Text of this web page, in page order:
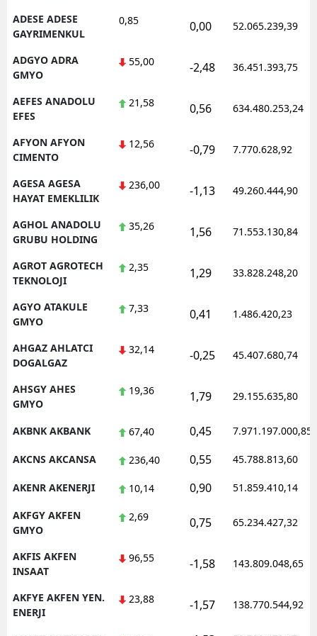
Gümüşhane
Hakkari
Mersin
Kırşehir
Kütahya
Kahramanmaraş
ADESE ADESE
GAYRIMENKUL
0,85 0,00 52.065.239,39
ADGYO ADRA
GMYO
55,00 -2,48 36.451.393,75
AEFES ANADOLU
EFES
21,58 0,56 634.480.253,24
AFYON AFYON
CIMENTO
12,56 -0,79 7.770.628,92
AGESA AGESA
HAYAT EMEKLILIK
236,00 -1,13 49.260.444,90
AGHOL ANADOLU
GRUBU HOLDING
35,26 1,56 71.553.130,84
AGROT AGROTECH
TEKNOLOJI
2,35 1,29 33.828.248,20
AGYO ATAKULE
GMYO
7,33 0,41 1.486.420,23
AHGAZ AHLATCI
DOGALGAZ
32,14 -0,25 45.407.680,74
AHSGY AHES
GMYO
19,36 1,79 29.155.635,80
AKBNK AKBANK 67,40 0,45 7.971.197.000,85
AKCNS AKCANSA 236,40 0,55 45.788.813,60
AKENR AKENERJI 10,14 0,90 51.859.410,14
AKFGY AKFEN
GMYO
2,69 0,75 65.234.427,32
AKFIS AKFEN
INSAAT
96,55 -1,58 143.809.048,65
AKFYE AKFEN YEN.
ENERJI
23,88 -1,57 138.770.544,92